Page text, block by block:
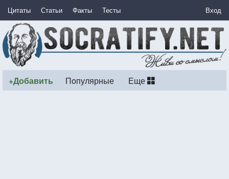
Цитаты Статьи Факты Тесты Вход
+Добавить Популярные Еще